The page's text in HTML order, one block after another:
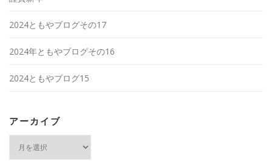
2024ともやブログその17
2024年ともやブログその16
2024ともやブログ15
アーカイブ